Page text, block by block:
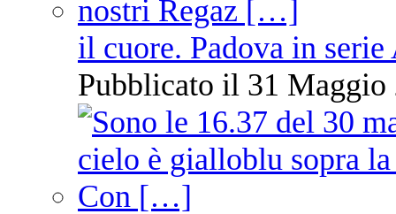
il cuore. Padova in serie
Pubblicato il 31 Maggio